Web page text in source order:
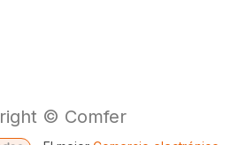
© Comfer